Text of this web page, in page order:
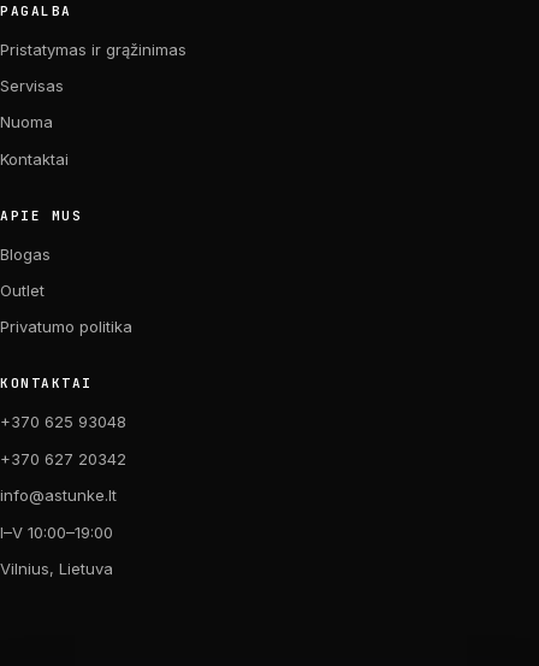
PAGALBA
Pristatymas ir grąžinimas
Servisas
Nuoma
Kontaktai
APIE MUS
Blogas
Outlet
Privatumo politika
KONTAKTAI
+370 625 93048
+370 627 20342
info@astunke.lt
I–V 10:00–19:00
Vilnius, Lietuva